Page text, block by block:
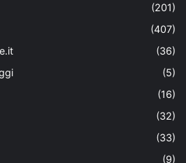
(201)
(407)
(36)
(5)
(16)
(32)
(33)
(9)